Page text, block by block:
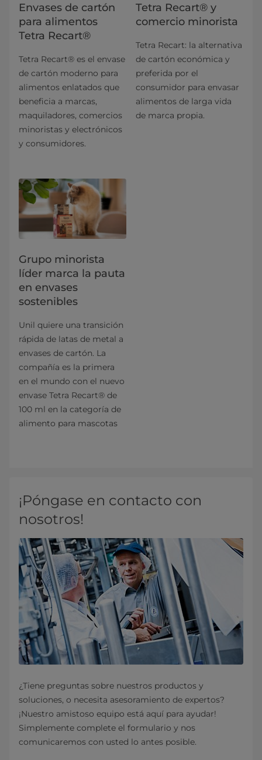
Envases de cartón
para alimentos
Tetra Recart®
Tetra Recart® es el envase
de cartón moderno para
alimentos enlatados que
beneficia a marcas,
maquiladores, comercios
minoristas y electrónicos
y consumidores.
Tetra Recart® y
comercio minorista
Tetra Recart: la alternativa
de cartón económica y
preferida por el
consumidor para envasar
alimentos de larga vida
de marca propia.
Grupo minorista
líder marca la pauta
en envases
sostenibles
Unil quiere una transición
rápida de latas de metal a
envases de cartón. La
compañía es la primera
en el mundo con el nuevo
envase Tetra Recart® de
100 ml en la categoría de
alimento para mascotas
¡Póngase en contacto con
nosotros!
¿Tiene preguntas sobre nuestros productos y
soluciones, o necesita asesoramiento de expertos?
¡Nuestro amistoso equipo está aquí para ayudar!
Simplemente complete el formulario y nos
comunicaremos con usted lo antes posible.